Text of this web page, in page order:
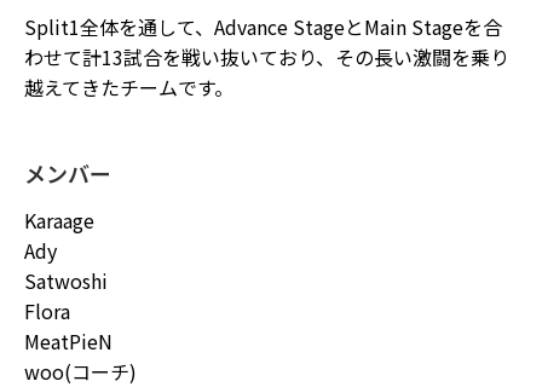
Split1全体を通して、Advance StageとMain Stageを合
わせて計13試合を戦い抜いており、その長い激闘を乗り
越えてきたチームです。
メンバー
Karaage
Ady
Satwoshi
Flora
MeatPieN
woo(コーチ)